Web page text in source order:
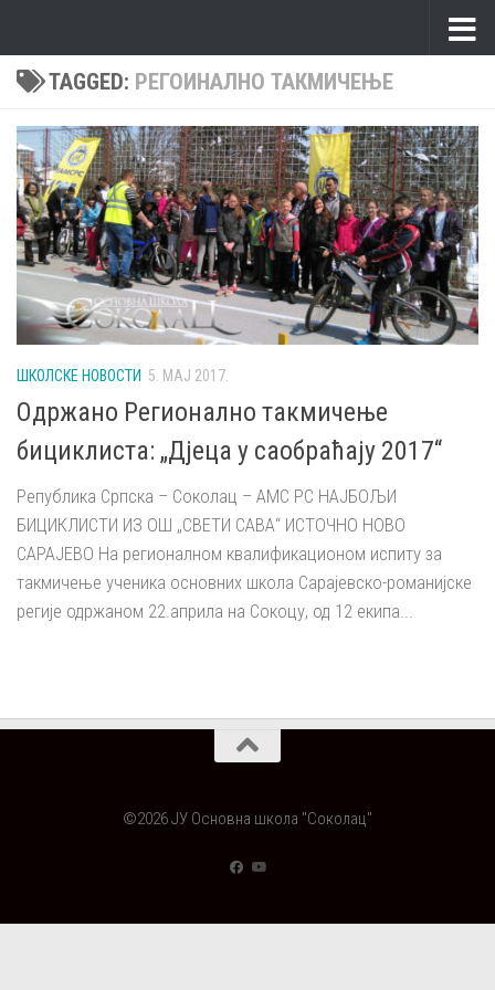
TAGGED: РЕГОИНАЛНО ТАКМИЧЕЊЕ
ШКОЛСКЕ НОВОСТИ 5. МАЈ 2017.
Одржано Регионално такмичење
бициклиста: „Дјеца у саобраћају 2017“
Република Српска – Соколац – АМС РС НАЈБОЉИ
БИЦИКЛИСТИ ИЗ ОШ „СВЕТИ САВА“ ИСТОЧНО НОВО
САРАЈЕВО На регионалном квалификационом испиту за
такмичење ученика основних школа Сарајевско-романијске
регије одржаном 22.aприла на Сокоцу, од 12 екипа...
©2026 ЈУ Основна школа "Соколац"